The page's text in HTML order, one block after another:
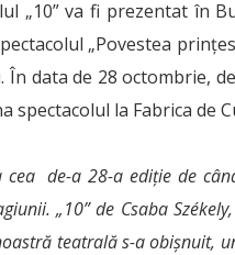
„10” va fi prezentat în
„Povestea
În data de 28 octombrie,
spectacolul la Fabrica de
cea de-a 28-a ediție de
„10” de Csaba
teatrală s-a obișnuit,